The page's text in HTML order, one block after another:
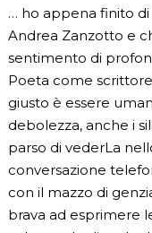
… ho appena finito
Andrea Zanzotto e
sentimento di
Poeta come
giusto è essere
debolezza, anche i
parso di vederLa
conversazione
con il mazzo di
brava ad esprimere